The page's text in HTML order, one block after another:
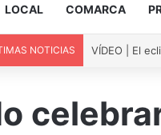
LOCAL COMARCA
NOTICIAS